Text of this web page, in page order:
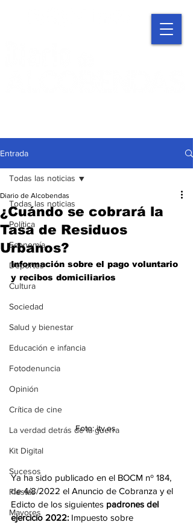
Entrada
Todas las noticias
Política
Economía
Deportes
Cultura
Sociedad
Salud y bienestar
Educación e infancia
Fotodenuncia
Opinión
Crítica de cine
La verdad detrás de la guerra
Kit Digital
Sucesos
Fiestas
Mayores
Todas las noticias
¿Cuándo se cobrará la
Tasa de Residuos
Urbanos?
Diario de Alcobendas
Información sobre el pago voluntario
y recibos domiciliarios
Foto: itv.es
Ya ha sido publicado en el BOCM nº 184,
de 4/8/2022 el Anuncio de Cobranza y el
Edicto de los siguientes padrones del
ejercicio 2022: Impuesto sobre